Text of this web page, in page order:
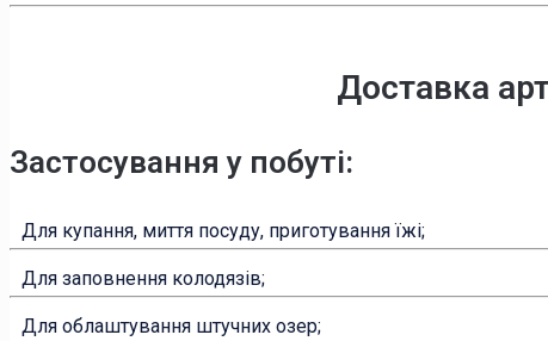
Доставка
Застосування у побуті:
Для купання, миття посуду, приготування їжі;
Для заповнення колодязів;
Для облаштування штучних озер;